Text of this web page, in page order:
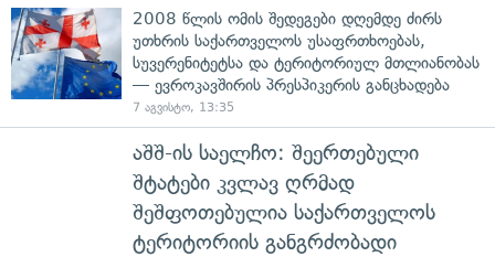
2008 წლის ომის შედეგები დღემდე ძირს
უთხრის საქართველოს უსაფრთხოებას,
სუვერენიტეტსა და ტერიტორიულ მთლიანობას
— ევროკავშირის პრესპიკერის განცხადება
7 აგვისტო, 13:35
აშშ-ის საელჩო: შეერთებული
შტატები კვლავ ღრმად
შეშფოთებულია საქართველოს
ტერიტორიის განგრძობადი